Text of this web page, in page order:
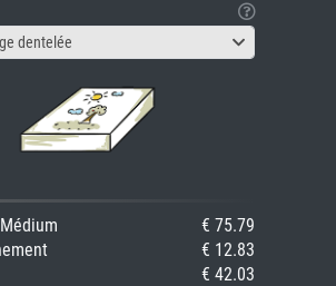
dentelée
€ 75.79
€ 12.83
€ 42.03